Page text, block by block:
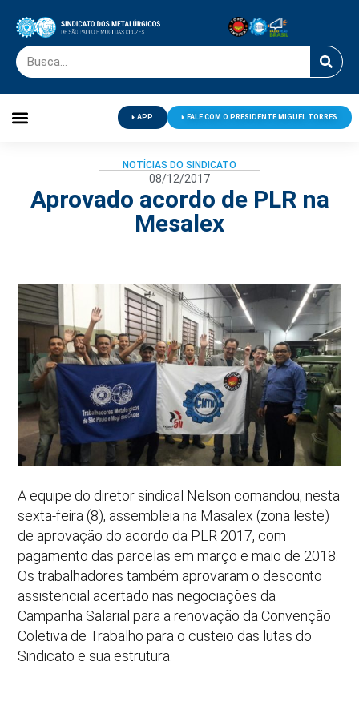
APP FALE COM O PRESIDENTE MIGUEL TORRES
NOTÍCIAS DO SINDICATO
08/12/2017
Aprovado acordo de PLR na
Mesalex
A equipe do diretor sindical Nelson comandou, nesta
sexta-feira (8), assembleia na Masalex (zona leste)
de aprovação do acordo da PLR 2017, com
pagamento das parcelas em março e maio de 2018.
Os trabalhadores também aprovaram o desconto
assistencial acertado nas negociações da
Campanha Salarial para a renovação da Convenção
Coletiva de Trabalho para o custeio das lutas do
Sindicato e sua estrutura.